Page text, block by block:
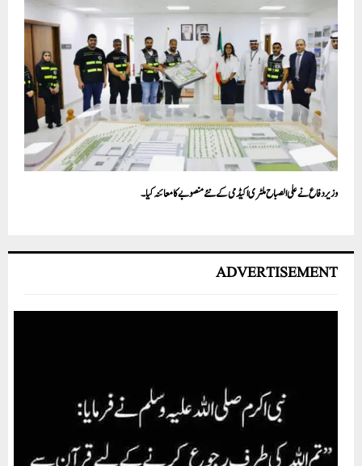
وزیر دفاع نے علی الصباح ملٹری اکیڈمی کے نئے منصوبے کا معائنہ کیا۔
ADVERTISEMENT